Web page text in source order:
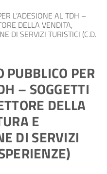
L’ADESIONE AL TDH –
DELLA VENDITA,
DI SERVIZI TURISTICI (C.D.
PUBBLICO PER
– SOGGETTI
DELLA
E
DI SERVIZI